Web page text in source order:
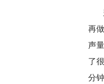
再
声
了
分